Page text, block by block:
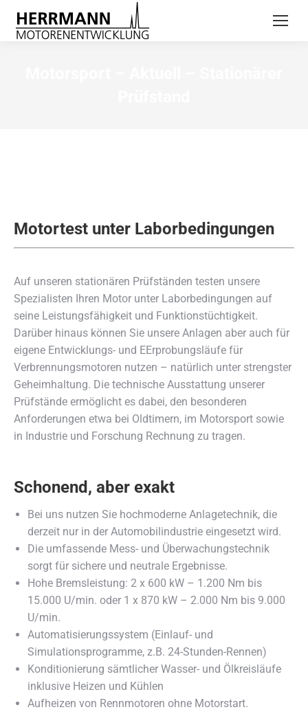
Motortest unter Laborbedingungen
Auf unseren stationären Prüfständen testen unsere
Spezialisten Ihren Motor unter Laborbedingungen auf
seine Leistungsfähigkeit und Funktionstüchtigkeit.
Darüber hinaus können Sie unsere Anlagen aber auch für
eigene Entwicklungs- und EErprobungsläufe für
Verbrennungsmotoren nutzen – natürlich unter strengster
Geheimhaltung. Die technische Ausstattung unserer
Prüfstände ermöglicht es dabei, den besonderen
Anforderungen etwa bei Oldtimern, im Motorsport sowie
in Industrie und Forschung Rechnung zu tragen.
Schonend, aber exakt
Bei uns nutzen Sie hochmoderne Anlagetechnik, die
derzeit nur in der Automobilindustrie eingesetzt wird.
Die umfassende Mess- und Überwachungstechnik
sorgt für sichere und neutrale Ergebnisse.
Hohe Bremsleistung: 2 x 600 kW – 1.200 Nm bis
15.000 U/min. oder 1 x 870 kW – 2.000 Nm bis 9.000
U/min.
Automatisierungssystem (Einlauf- und
Simulationsprogramme, z.B. 24-Stunden-Rennen)
Konditionierung sämtlicher Wasser- und Ölkreisläufe
inklusive Heizen und Kühlen
Aufheizen von Rennmotoren ohne Motorstart.